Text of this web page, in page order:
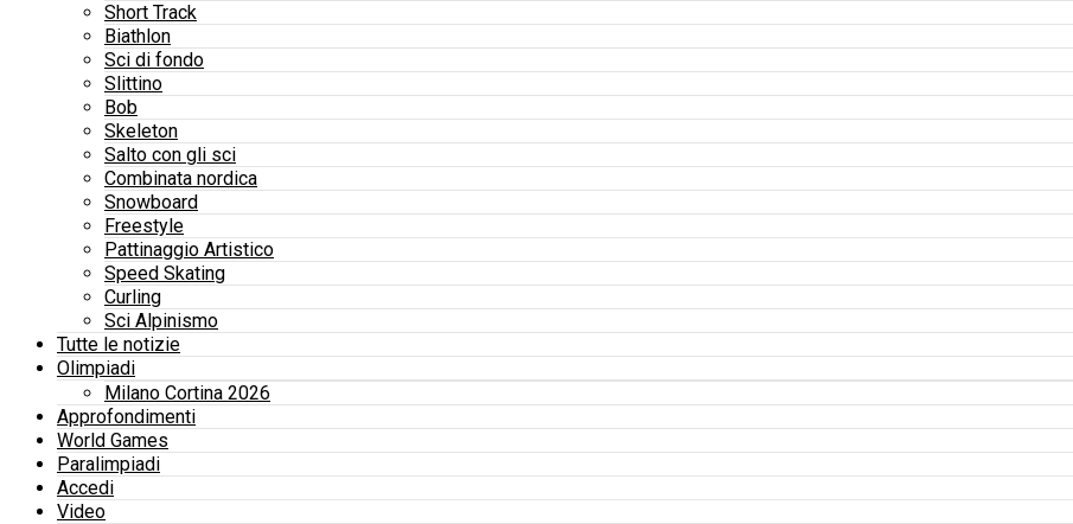
Short Track
Biathlon
Sci di fondo
Slittino
Bob
Skeleton
Salto con gli sci
Combinata nordica
Snowboard
Freestyle
Pattinaggio Artistico
Speed Skating
Curling
Sci Alpinismo
Tutte le notizie
Olimpiadi
Milano Cortina 2026
Approfondimenti
World Games
Paralimpiadi
Accedi
Video